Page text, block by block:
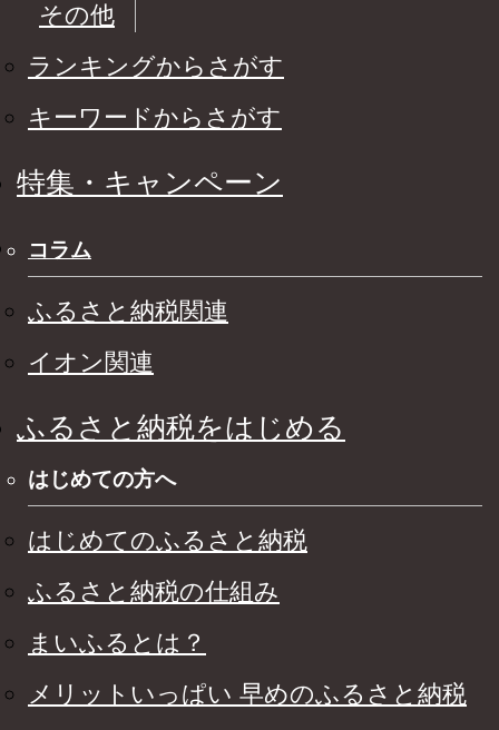
その他
ランキングからさがす
キーワードからさがす
特集・キャンペーン
コラム
ふるさと納税関連
イオン関連
ふるさと納税をはじめる
はじめての方へ
はじめてのふるさと納税
ふるさと納税の仕組み
まいふるとは？
メリットいっぱい 早めのふるさと納税